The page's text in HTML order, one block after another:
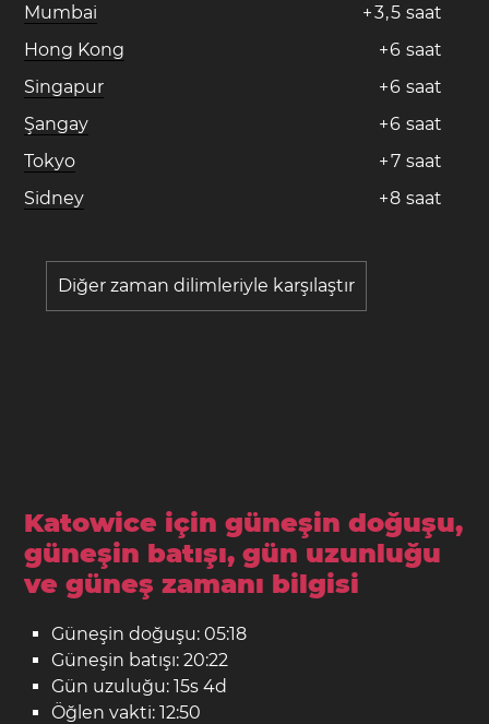
Mumbai
+3,5 saat
Hong Kong
+6 saat
Singapur
+6 saat
Şangay
+6 saat
Tokyo
+7 saat
Sidney
+8 saat
Diğer zaman dilimleriyle karşılaştır
Katowice için güneşin doğuşu,
güneşin batışı, gün uzunluğu
ve güneş zamanı bilgisi
Güneşin doğuşu: 05:18
Güneşin batışı: 20:22
Gün uzuluğu: 15s 4d
Öğlen vakti: 12:50